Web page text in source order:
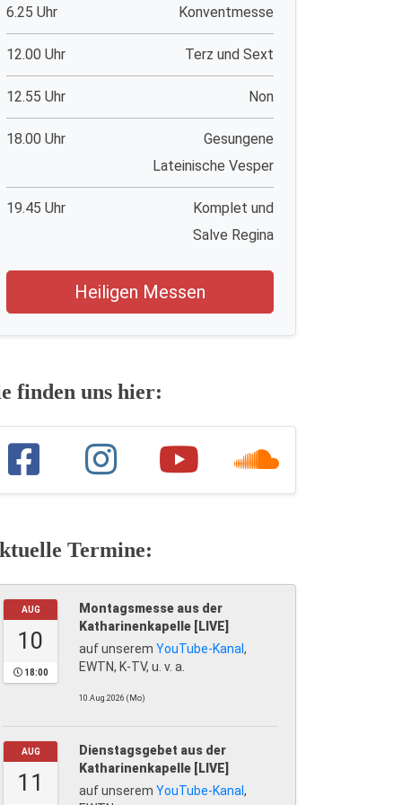
6.25 Uhr Konventmesse
12.00 Uhr Terz und Sext
12.55 Uhr Non
18.00 Uhr
Gesungene
Lateinische Vesper
19.45 Uhr
Komplet und
Salve Regina
Heiligen Messen
finden uns hier:
Termine:
AUG
10
18:00
Montagsmesse aus der
Katharinenkapelle [LIVE]
auf unserem YouTube-Kanal ,
EWTN, K-TV, u. v. a.
10.Aug.2026 (Mo)
AUG
11
Dienstagsgebet aus der
Katharinenkapelle [LIVE]
auf unserem YouTube-Kanal ,